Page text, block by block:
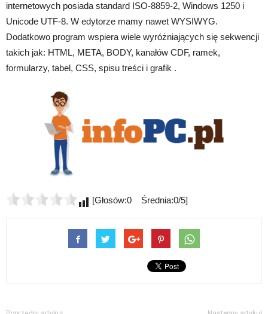
internetowych posiada standard ISO-8859-2, Windows 1250 i
Unicode UTF-8. W edytorze mamy nawet WYSIWYG.
Dodatkowo program wspiera wiele wyróżniających się sekwencji
takich jak: HTML, META, BODY, kanałów CDF, ramek,
formularzy, tabel, CSS, spisu treści i grafik .
[Głosów:0 Średnia:0/5]